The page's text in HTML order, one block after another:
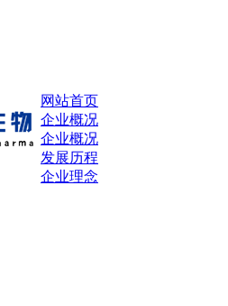
网站首页
企业概况
企业概况
发展历程
企业理念